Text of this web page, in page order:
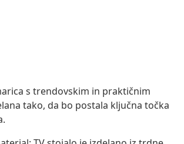
s trendovskim in praktičnim
tako, da bo postala ključna točka